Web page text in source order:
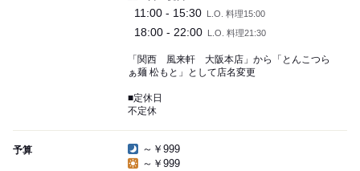
11:00 - 15:30 L.O. 料理15:00
18:00 - 22:00 L.O. 料理21:30
「関西 風来軒 大阪本店」から「とんこつら
ぁ麺 松もと」として店名変更
■定休日
不定休
予算
～￥999
～￥999